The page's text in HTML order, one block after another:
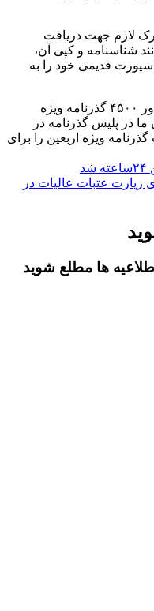
لازم جهت دریافت
شناسنامه و کپی آن،
قدیمی خود را به
رئیس مهاجرت و گذرنامه فراجا از صدور ۴۵۰۰ گذرنامه ویژه
در پلیس گذرنامه در
ویژه اربعین را برای
عتبات عالیات در
ها مطلع شوید